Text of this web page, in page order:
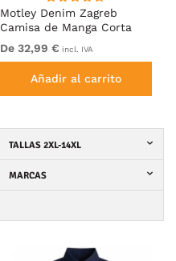
Motley Denim Zagreb
Camisa de Manga Corta
Antracita
De 32,99 € incl. IVA
Añadir al carrito
TALLAS 2XL-14XL
MARCAS